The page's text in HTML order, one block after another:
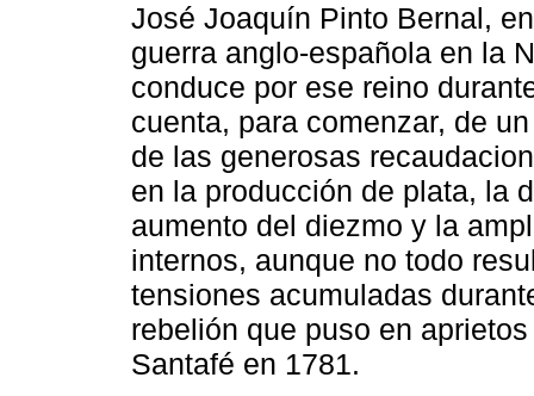
José Joaquín Pinto Bernal,
guerra anglo-española en la
conduce por ese reino
cuenta, para comenzar, de
de las generosas
en la producción de plata, la
aumento del diezmo y la
internos, aunque no todo
tensiones acumuladas
rebelión que puso en
Santafé en 1781.